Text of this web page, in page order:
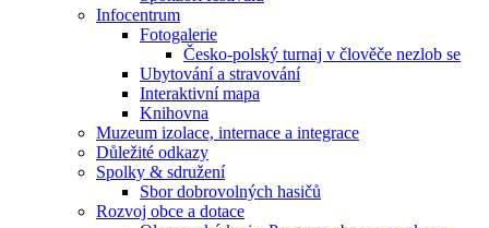
Infocentrum
Fotogalerie
Česko-polský turnaj v člověče nezlob se
Ubytování a stravování
Interaktivní mapa
Knihovna
Muzeum izolace, internace a integrace
Důležité odkazy
Spolky & sdružení
Sbor dobrovolných hasičů
Rozvoj obce a dotace